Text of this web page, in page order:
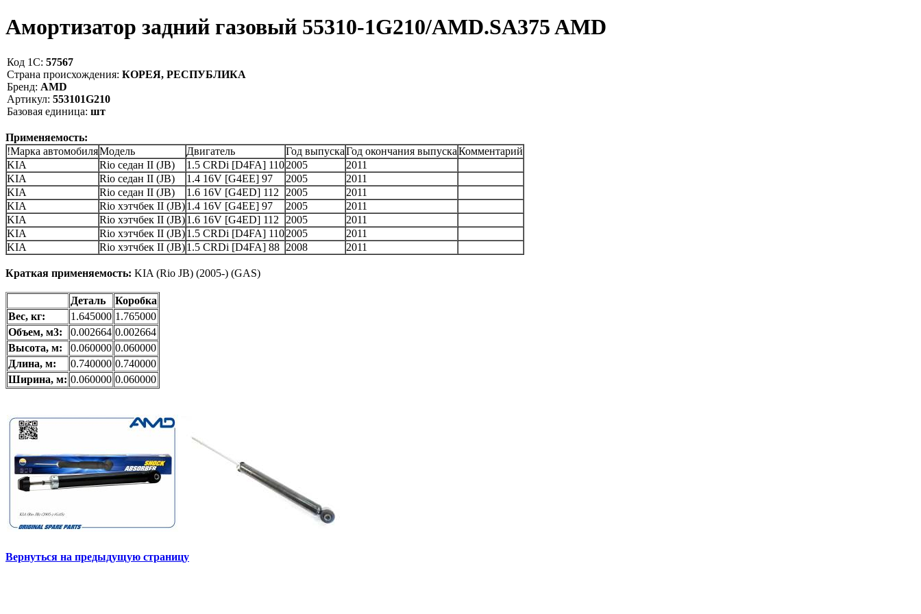
Амортизатор задний газовый 55310-1G210/AMD.SA375 AMD
Код 1С: 57567
Страна происхождения: КОРЕЯ, РЕСПУБЛИКА
Бренд: AMD
Артикул: 553101G210
Базовая единица: шт
Применяемость:
!Марка автомобиляМодель Двигатель Год выпускаГод окончания выпускаКомментарий
KIA
Rio седан II (JB) 1.5 CRDi [D4FA] 1102005
2011
KIA
Rio седан II (JB) 1.4 16V [G4EE] 97 2005
2011
KIA
Rio седан II (JB) 1.6 16V [G4ED] 112 2005
2011
KIA
Rio хэтчбек II (JB)1.4 16V [G4EE] 97 2005
2011
KIA
Rio хэтчбек II (JB)1.6 16V [G4ED] 112 2005
2011
KIA
Rio хэтчбек II (JB)1.5 CRDi [D4FA] 1102005
2011
KIA
Rio хэтчбек II (JB)1.5 CRDi [D4FA] 88 2008 2011
Краткая применяемость: KIA (Rio JB) (2005-) (GAS)
Деталь
Коробка
Вес, кг:
1.645000 1.765000
Объем, м3:
0.002664 0.002664
Высота, м:
0.060000 0.060000
Длина, м:
0.740000 0.740000
Ширина, м: 0.060000 0.060000
Вернуться на предыдущую страницу